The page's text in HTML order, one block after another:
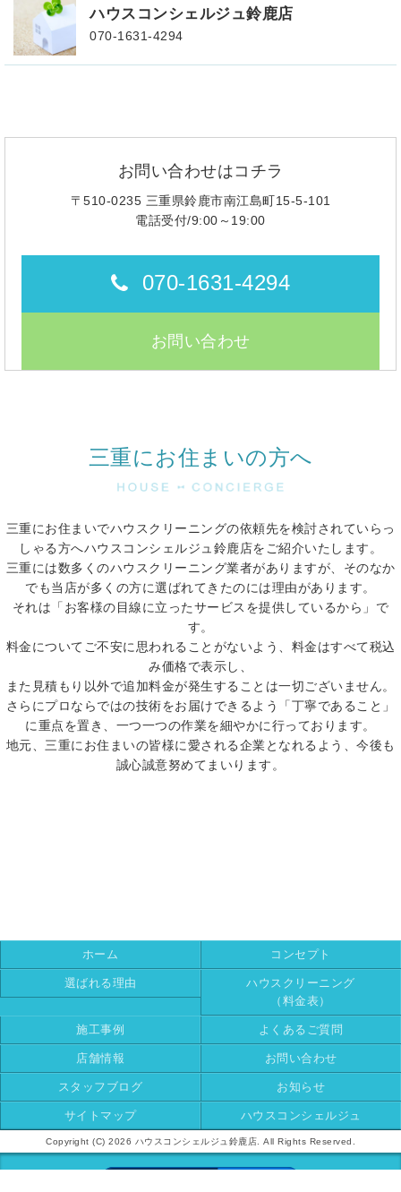
ハウスコンシェルジュ鈴鹿店
070-1631-4294
お問い合わせはコチラ
〒510-0235 三重県鈴鹿市南江島町15-5-101
電話受付/9:00～19:00
070-1631-4294
お問い合わせ
三重にお住まいの方へ
三重にお住まいでハウスクリーニングの依頼先を検討されていらっ
しゃる方へハウスコンシェルジュ鈴鹿店をご紹介いたします。
三重には数多くのハウスクリーニング業者がありますが、そのなか
でも当店が多くの方に選ばれてきたのには理由があります。
それは「お客様の目線に立ったサービスを提供しているから」で
す。
料金についてご不安に思われることがないよう、料金はすべて税込
み価格で表示し、
また見積もり以外で追加料金が発生することは一切ございません。
さらにプロならではの技術をお届けできるよう「丁寧であること」
に重点を置き、一つ一つの作業を細やかに行っております。
地元、三重にお住まいの皆様に愛される企業となれるよう、今後も
誠心誠意努めてまいります。
ホーム コンセプト
選ばれる理由
ハウスクリーニング
（料金表）
施工事例 よくあるご質問
店舗情報 お問い合わせ
スタッフブログ お知らせ
サイトマップ ハウスコンシェルジュ
Copyright (C) 2026 ハウスコンシェルジュ鈴鹿店. All Rights Reserved.